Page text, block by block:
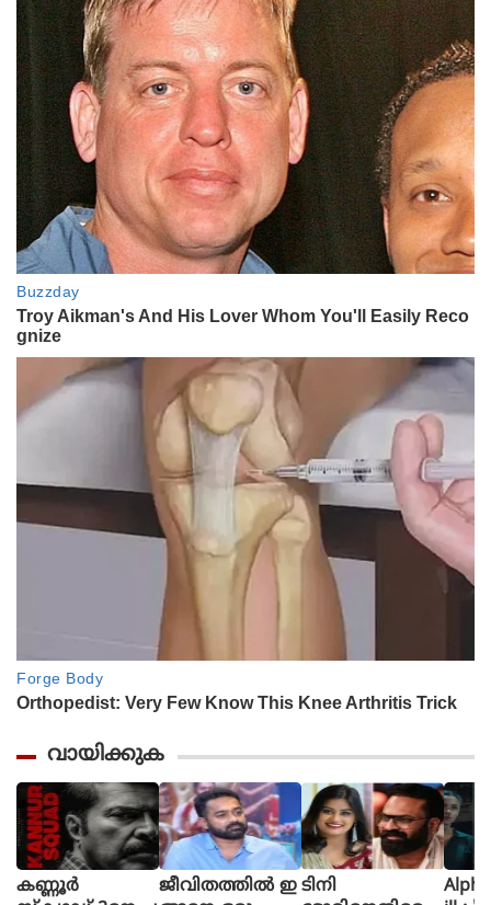
വായിക്കുക
കണ്ണൂർ
ജീവിതത്തിൽ ഇ ടിനി
Alpha The